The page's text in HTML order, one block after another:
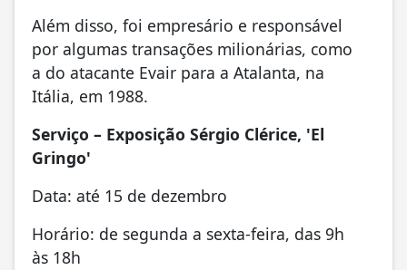
Além disso, foi empresário e responsável
por algumas transações milionárias, como
a do atacante Evair para a Atalanta, na
Itália, em 1988.
Serviço – Exposição Sérgio Clérice, 'El
Gringo'
Data: até 15 de dezembro
Horário: de segunda a sexta-feira, das 9h
às 18h